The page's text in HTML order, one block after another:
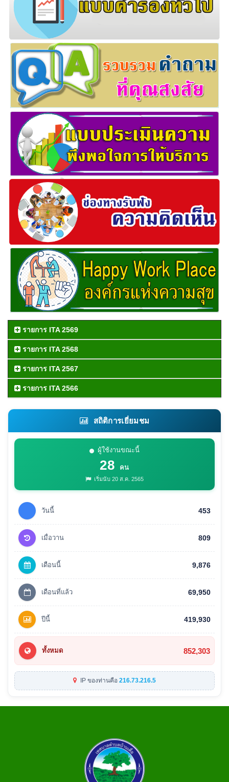
รายการ ITA 2569
รายการ ITA 2568
รายการ ITA 2567
รายการ ITA 2566
สถิติการเยี่ยมชม
ผู้ใช้งานขณะนี้
28 คน
เริ่มนับ 20 ส.ค. 2565
วันนี้ 453
เมื่อวาน 809
เดือนนี้ 9,876
เดือนที่แล้ว 69,950
ปีนี้ 419,930
ทั้งหมด 852,303
IP ของท่านคือ 216.73.216.5